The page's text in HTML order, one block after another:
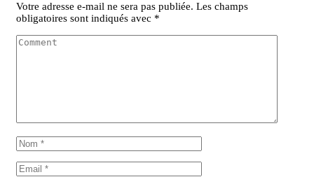
Votre adresse e-mail ne sera pas publiée. Les champs
obligatoires sont indiqués avec *